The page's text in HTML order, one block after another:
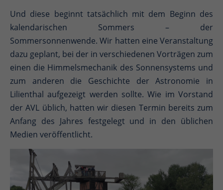
Und diese beginnt tatsächlich mit dem Beginn des
kalendarischen Sommers – der
Sommersonnenwende. Wir hatten eine Veranstaltung
dazu geplant, bei der in verschiedenen Vorträgen zum
einen die Himmelsmechanik des Sonnensystems und
zum anderen die Geschichte der Astronomie in
Lilienthal aufgezeigt werden sollte. Wie im Vorstand
der AVL üblich, hatten wir diesen Termin bereits zum
Anfang des Jahres festgelegt und in den üblichen
Medien veröffentlicht.